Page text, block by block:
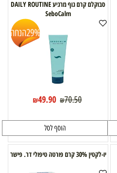
סבוקלם קרם גוף מרגיע DAILY ROUTINE
SeboCalm
29%הנחה
₪70.50
₪49.90
הוסף לסל
יו-לקטין 30% קרם פורטה טיפולי דר. פישר